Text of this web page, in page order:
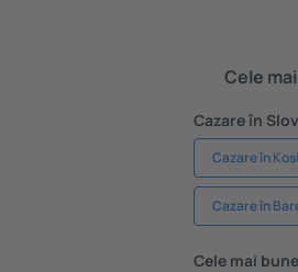
Cele
Cazare în
Cazare în
Cazare în
Cele mai